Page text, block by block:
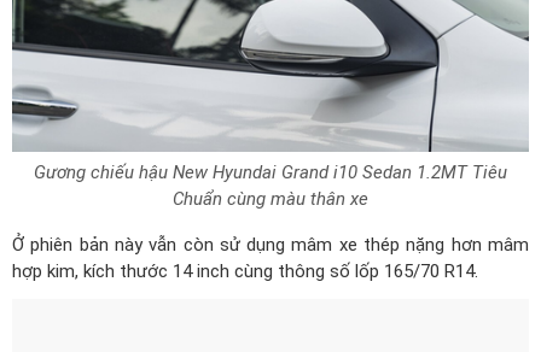
Gương chiếu hậu New Hyundai Grand i10 Sedan 1.2MT Tiêu
Chuẩn cùng màu thân xe
Ở phiên bản này vẫn còn sử dụng mâm xe thép nặng hơn mâm
hợp kim, kích thước 14 inch cùng thông số lốp 165/70 R14.